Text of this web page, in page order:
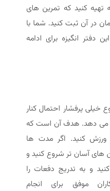
تهیه کنید که تمرین های
در آن ثبت کنید. شما با
دفتر انگیزه برای ادامه
خیلی پرفشار احتمال کنار
می دهد. هدف آن است که
تا 40 دقیقه ورزش کنید. اگر مدت ها
های آسان تر شروع کنید و
و به تدریج دفعات را
موفق برای انجام